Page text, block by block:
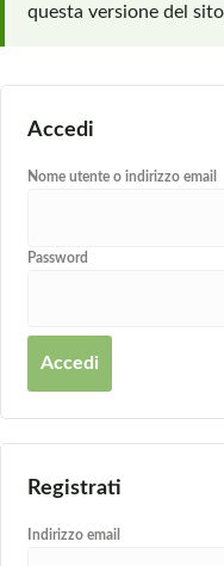
questa versione del
Accedi
Nome utente o indirizzo email
Password
Accedi
Registrati
Indirizzo email